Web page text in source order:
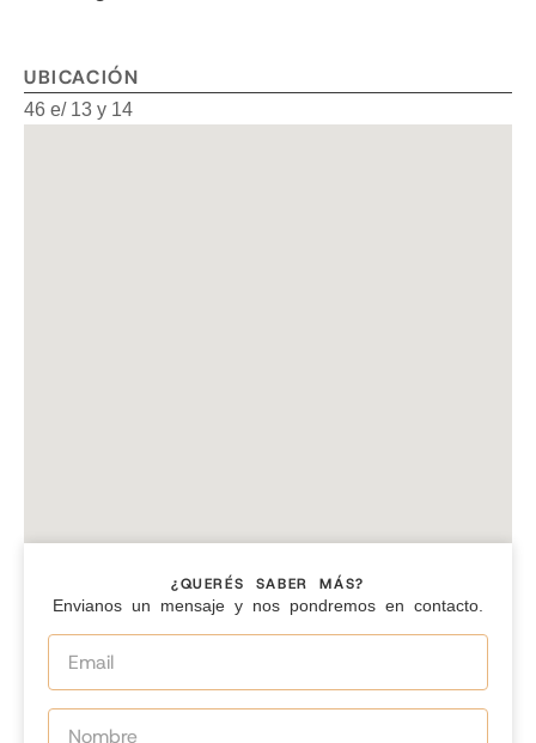
UBICACIÓN
46 e/ 13 y 14
¿QUERÉS SABER MÁS?
Envianos un mensaje y nos pondremos en contacto.